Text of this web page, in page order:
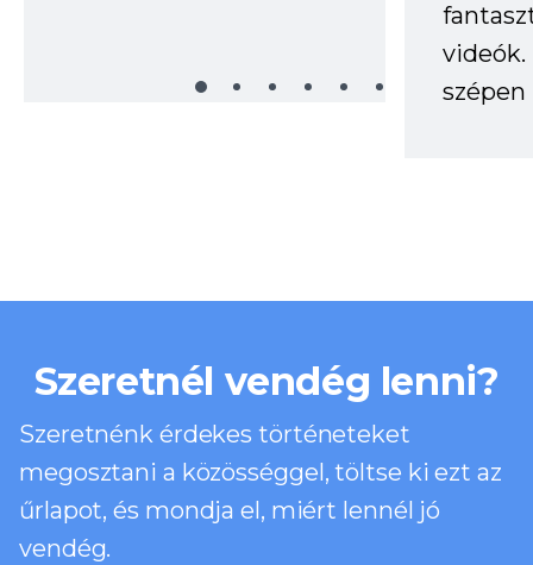
videók.
Szeretnél vendég lenni?
Szeretnénk érdekes történeteket
megosztani a közösséggel, töltse ki ezt az
űrlapot, és mondja el, miért lennél jó
vendég.